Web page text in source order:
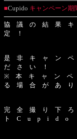
■Cupido キャンペーン期
協 議 の 結 果
定 ！
是 非 キ ャ ン
だ さ い ！
※ 本 キ ャ ン ペ
る 場 合 が あ り
完 全 撮 り 下
ト C u p i d o